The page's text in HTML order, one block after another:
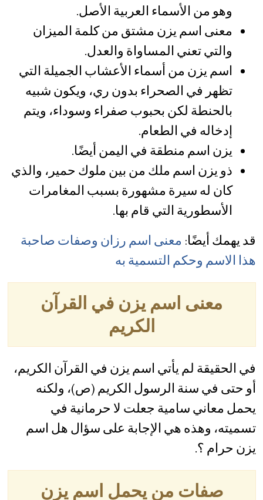
وهو من الأسماء العربية الأصل.
معنى اسم يزن مشتق من كلمة الميزان
والتي تعني المساواة والعدل.
اسم يزن من أسماء الأعشاب الجميلة التي
تظهر في الصحراء بدون ري، ويكون شبيه
بالحنطة لكن بحبوب صفراء وسوداء، ويتم
إدخاله في الطعام.
يزن اسم منطقة في اليمن أيضًا.
ذو يزن اسم ملك من بين ملوك حمير، والذي
كان له سيرة مشهورة بسبب المغامرات
الأسطورية التي قام بها.
قد يهمك أيضًا:معنى اسم رزان وصفات صاحبة
هذا الاسم وحكم التسمية به
معنى اسم يزن في القرآن
الكريم
في الحقيقة لم يأتي اسم يزن في القرآن الكريم،
أو حتى في سنة الرسول الكريم (ص)، ولكنه
يحمل معاني سامية جعلت لا حرمانية في
تسميته، وهذه هي الإجابة على سؤال هل اسم
يزن حرام ؟.
صفات من يحمل اسم يزن